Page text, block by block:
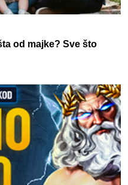
od majke? Sve što